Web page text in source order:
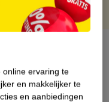
ervaring te
en makkelijker te
en aanbiedingen